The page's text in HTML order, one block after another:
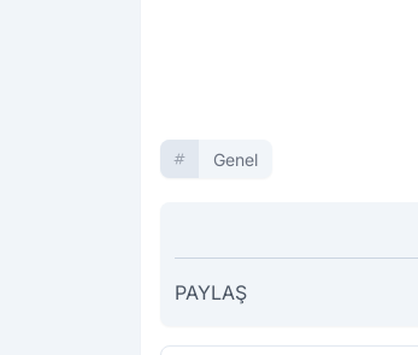
Genel
PAYLAŞ